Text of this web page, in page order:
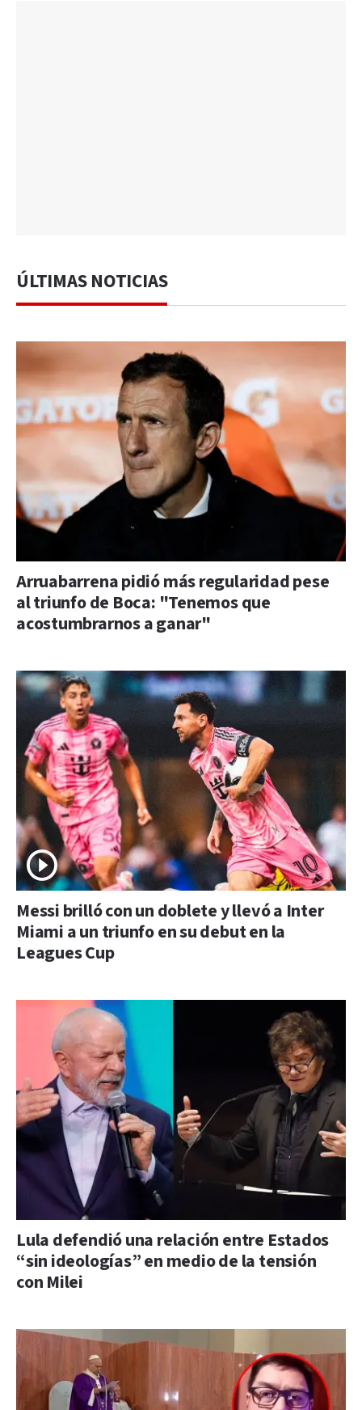
ÚLTIMAS NOTICIAS
Arruabarrena pidió más regularidad pese
al triunfo de Boca: "Tenemos que
acostumbrarnos a ganar"
Messi brilló con un doblete y llevó a Inter
Miami a un triunfo en su debut en la
Leagues Cup
Lula defendió una relación entre Estados
“sin ideologías” en medio de la tensión
con Milei